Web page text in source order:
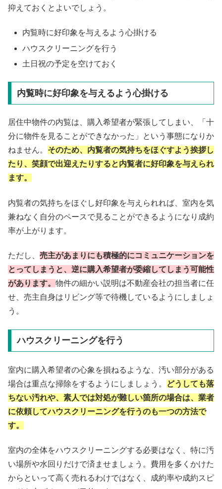
抑えておくとよいでしょう。
内覧時に好印象を与えるよう心掛ける
ハウスクリーニングを行う
土日祝の予定を空けておく
内覧時に好印象を与えるよう心掛ける
居住中物件の内覧は、購入希望者が緊張してしまい、「十
分に物件を見ることができなかった」という事態になりか
ねません。 そのため、内覧者の気持ちをほぐすよう挨拶し
たり、笑顔で出迎えたりすると内覧者に好印象を与えられ
ます。
内覧者の気持ちをほぐし好印象を与えられれば、室内を気
兼ねなく自分のペースで見ることができるようになり成約
率が上がります。
ただし、 売主があまりにも積極的にコミュニケーションを
とってしまうと、逆に購入希望者が委縮してしまう可能性
があります。 物件の細かい説明は不動産会社の担当者に任
せ、売主自身はリビング等で待機しているようにしましょ
う。
ハウスクリーニングを行う
室内に購入希望者の心象を損ねるような、汚い部分がある
場合は重点な掃除をするようにしましょう。
どうしても落
ちない汚れや、素人では対処が難しい箇所の場合は、業者
に依頼してハウスクリーニングを行うのも一つの方法で
す。
室内の全体をハウスクリーニングする必要はなく、特に汚
い場所や水回りだけで済ませましょう。費用を多くかけた
からといって高く売れるわけではなく、成約率や成約スピ